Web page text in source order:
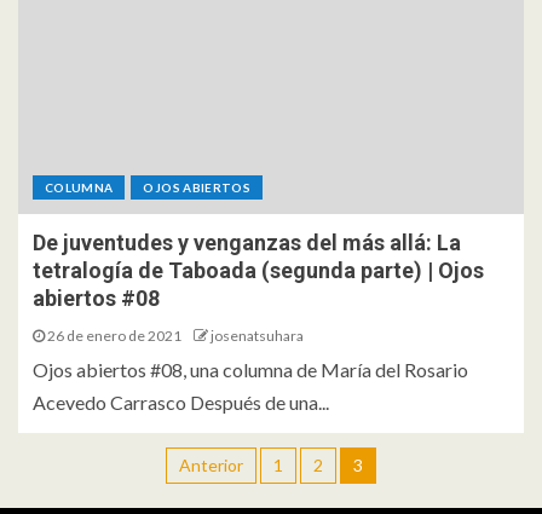
COLUMNA OJOS ABIERTOS
De juventudes y venganzas del más allá: La
tetralogía de Taboada (segunda parte) | Ojos
abiertos #08
26 de enero de 2021 josenatsuhara
Ojos abiertos #08, una columna de María del Rosario
Acevedo Carrasco Después de una...
Anterior 1 2 3